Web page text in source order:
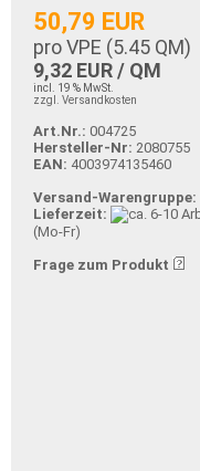
50,79 EUR
pro VPE (5.45 QM)
9,32 EUR / QM
incl. 19 % MwSt.
zzgl. Versandkosten
Art.Nr.: 004725
Hersteller-Nr: 2080755
EAN: 4003974135460
Versand-Warengruppe:
Lieferzeit:
(Mo-Fr)
Frage zum Produkt